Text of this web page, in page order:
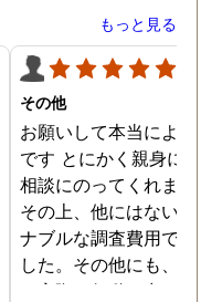
もっと見る
その他
お願いして本当によかっ
です とにかく親身にな
相談にのってくれました
その上、他にはないリー
ナブルな調査費用で済み
した。その他にも、相談
ら実際に行動に出て頂い